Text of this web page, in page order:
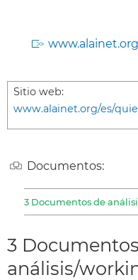
Sitio web:
www.alainet.org/es/
Documentos:
3 Documentos de
3
análisis/